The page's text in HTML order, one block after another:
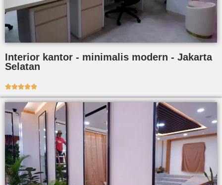
Interior kantor - minimalis modern - Jakarta
Selatan
